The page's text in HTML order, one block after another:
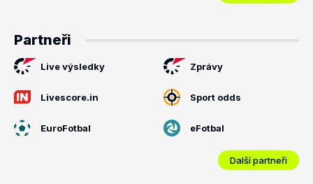
Partneři
Live výsledky Zprávy
Livescore.in Sport odds
EuroFotbal eFotbal
Další partneři